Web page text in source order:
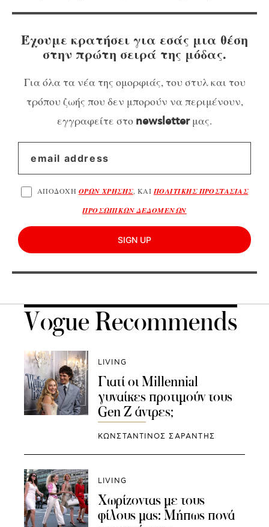
Έχουμε κρατήσει για εσάς μια θέση
στην πρώτη σειρά της μόδας.
Για όλα τα νέα της ομορφιάς, του στυλ και του
τρόπου ζωής που δεν μπορούν να περιμένουν,
εγγραφείτε στο newsletterμας.
ΑΠΟΔΟΧΗ ΟΡΩΝ ΧΡΗΣΗΣ, ΚΑΙ ΠΟΛΙΤΙΚΗΣ ΠΡΟΣΤΑΣΙΑΣ
ΠΡΟΣΩΠΙΚΩΝ ΔΕΔΟΜΕΝΩΝ
SIGN UP
Vogue Recommends
LIVING
Γιατί οι Millennial
γυναίκες προτιμούν τους
Gen Z άντρες;
ΚΩΝΣΤΑΝΤΙΝΟΣ ΣΑΡΑΝΤΗΣ
LIVING
Χωρίζοντας με τους
φίλους μας: Μήπως πονά